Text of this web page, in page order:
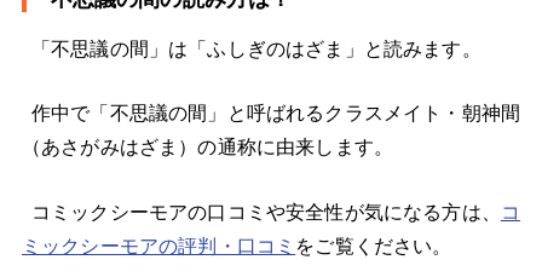
「不思議の間」は「ふしぎのはざま」と読みます。
作中で「不思議の間」と呼ばれるクラスメイト・朝神間
（あさがみはざま）の通称に由来します。
コミックシーモアの口コミや安全性が気になる方は、 コ
ミックシーモアの評判・口コミ をご覧ください。